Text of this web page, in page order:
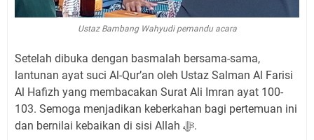
Ustaz Bambang Wahyudi pemandu acara
Setelah dibuka dengan basmalah bersama-sama,
lantunan ayat suci Al-Qur’an oleh Ustaz Salman Al Farisi
Al Hafizh yang membacakan Surat Ali Imran ayat 100-
103. Semoga menjadikan keberkahan bagi pertemuan ini
dan bernilai kebaikan di sisi Allah ﷻ.